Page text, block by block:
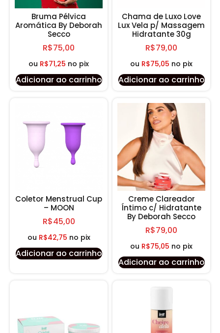
Bruma Pélvica
Aromática By Deborah
Secco
R$75,00
ou R$71,25 no pix
Adicionar ao carrinho
Chama de Luxo Love
Lux Vela p/ Massagem
Hidratante 30g
R$79,00
ou R$75,05 no pix
Adicionar ao carrinho
Coletor Menstrual Cup
– MOON
R$45,00
ou R$42,75 no pix
Adicionar ao carrinho
Creme Clareador
Íntimo c/ Hidratante
By Deborah Secco
R$79,00
ou R$75,05 no pix
Adicionar ao carrinho